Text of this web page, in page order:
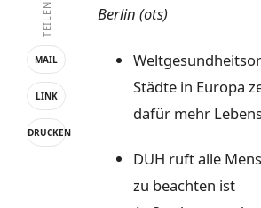
TEILEN
MAIL
LINK
DRUCKEN
Berlin (ots)
Städte in Europa
dafür mehr
DUH ruft alle
zu beachten ist